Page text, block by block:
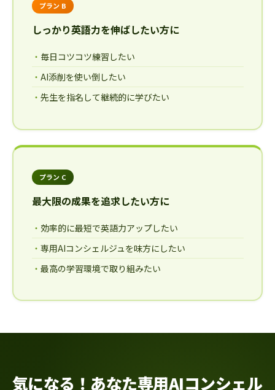
プラン B
しっかり英語力を伸ばしたい方に
毎日コツコツ練習したい
AI添削を使い倒したい
先生を指名して継続的に学びたい
プラン C
最大限の成果を追求したい方に
効率的に最短で英語力アップしたい
専用AIコンシェルジュを味方にしたい
最高の学習環境で取り組みたい
気になる！あなた専用AIコンシェル